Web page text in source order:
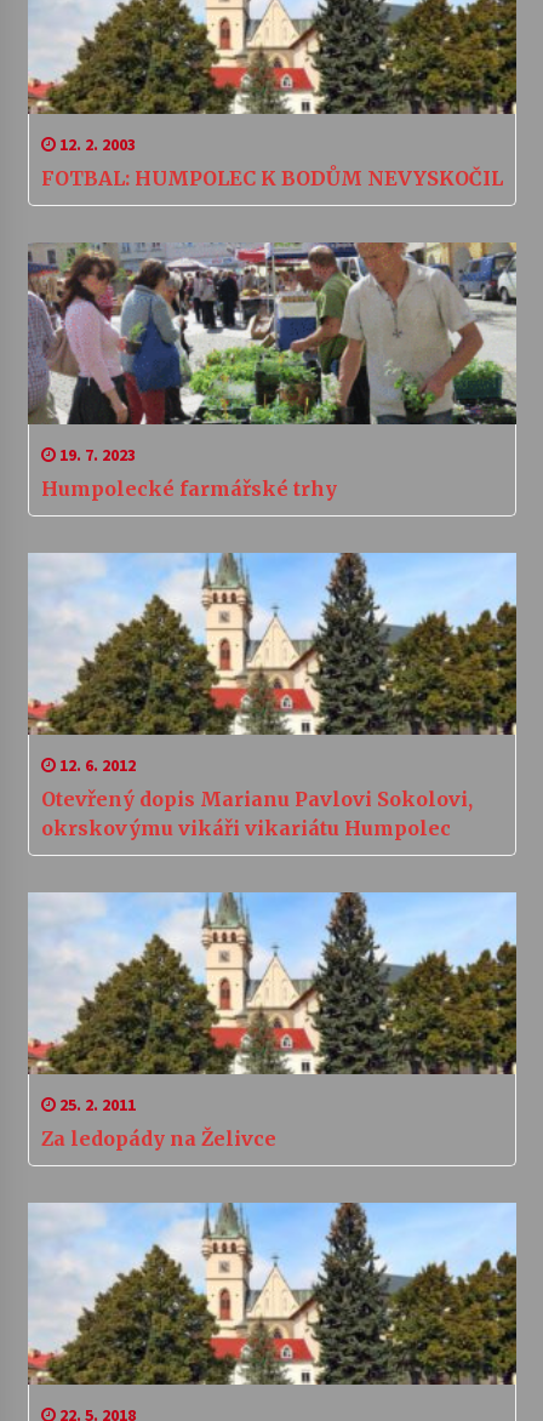
12. 2. 2003
FOTBAL: HUMPOLEC K BODŮM NEVYSKOČIL
19. 7. 2023
Humpolecké farmářské trhy
12. 6. 2012
Otevřený dopis Marianu Pavlovi Sokolovi,
okrskovýmu vikáři vikariátu Humpolec
25. 2. 2011
Za ledopády na Želivce
22. 5. 2018